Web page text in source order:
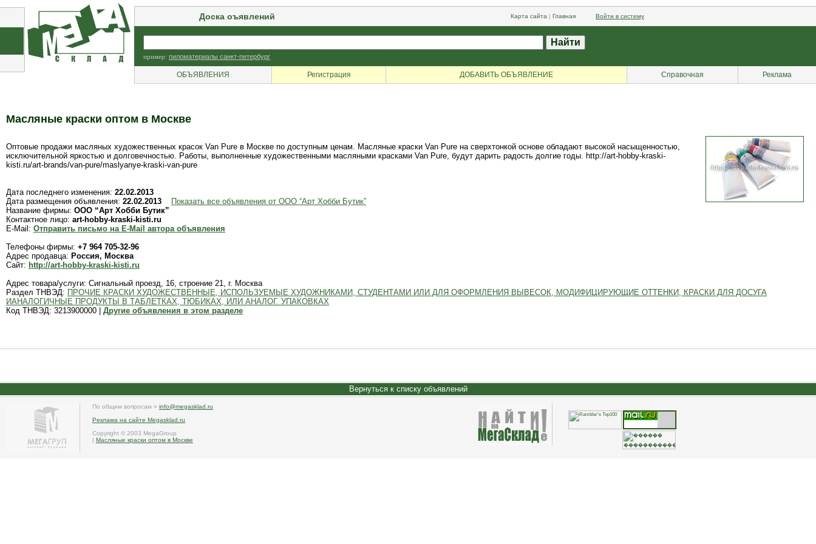
Доска оъявлений Карта сайта | Главная Войти в систему
пример: пиломатериалы санкт-петербург
ОБЪЯВЛЕНИЯ Регистрация ДОБАВИТЬ ОБЪЯВЛЕНИЕ Справочная Реклама
Масляные краски оптом в Москве
Оптовые продажи масляных художественных красок Van Pure в Москве по доступным ценам. Масляные краски Van Pure на сверхтонкой основе обладают высокой насыщенностью,
исключительной яркостью и долговечностью. Работы, выполненные художественными масляными красками Van Pure, будут дарить радость долгие годы. http://art-hobby-kraski-
kisti.ru/art-brands/van-pure/maslyanye-kraski-van-pure
Дата последнего изменения: 22.02.2013
Дата размещения объявления: 22.02.2013
Показать все объявления от ООО “Арт Хобби Бутик”
Название фирмы: ООО “Арт Хобби Бутик”
Контактное лицо: art-hobby-kraski-kisti.ru
E-Mail: Отправить письмо на E-Mail автора объявления
Телефоны фирмы: +7 964 705-32-96
Адрес продавца: Россия, Москва
Сайт: http://art-hobby-kraski-kisti.ru
Адрес товара/услуги: Сигнальный проезд, 16, строение 21, г. Москва
Раздел ТНВЭД: ПРОЧИЕ КРАСКИ ХУДОЖЕСТВЕННЫЕ, ИСПОЛЬЗУЕМЫЕ ХУДОЖНИКАМИ, СТУДЕНТАМИ ИЛИ ДЛЯ ОФОРМЛЕНИЯ ВЫВЕСОК, МОДИФИЦИРУЮЩИЕ ОТТЕНКИ, КРАСКИ ДЛЯ ДОСУГА
ИАНАЛОГИЧНЫЕ ПРОДУКТЫ В ТАБЛЕТКАХ, ТЮБИКАХ, ИЛИ АНАЛОГ. УПАКОВКАХ
Код ТНВЭД: 3213900000 | Другие объявления в этом разделе
Вернуться к списку объявлений
По общим вопросам » info@megasklad.ru
Реклама на сайте Megasklad.ru
Copyright © 2003 MegaGroup
| Масляные краски оптом в Москве